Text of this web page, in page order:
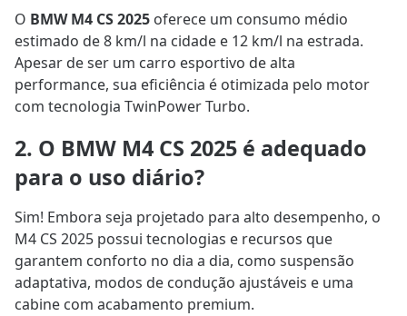
O BMW M4 CS 2025 oferece um consumo médio
estimado de 8 km/l na cidade e 12 km/l na estrada.
Apesar de ser um carro esportivo de alta
performance, sua eficiência é otimizada pelo motor
com tecnologia TwinPower Turbo.
2. O BMW M4 CS 2025 é adequado
para o uso diário?
Sim! Embora seja projetado para alto desempenho, o
M4 CS 2025 possui tecnologias e recursos que
garantem conforto no dia a dia, como suspensão
adaptativa, modos de condução ajustáveis e uma
cabine com acabamento premium.